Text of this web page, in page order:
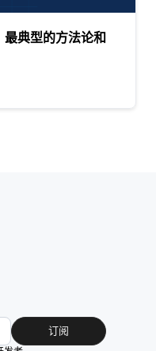
最典型的方法论和
订阅